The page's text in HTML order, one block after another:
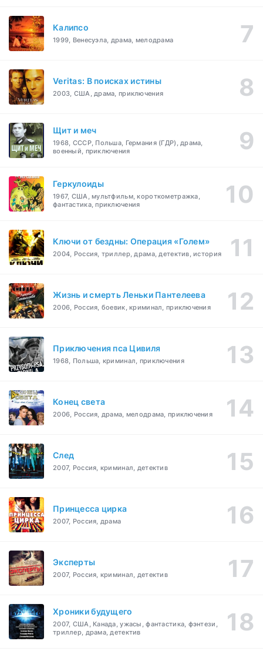
Калипсо
1999, Венесуэла, драма, мелодрама
Veritas: В поисках истины
2003, США, драма, приключения
Щит и меч
1968, СССР, Польша, Германия (ГДР), драма,
военный, приключения
Геркулоиды
1967, США, мультфильм, короткометражка,
фантастика, приключения
Ключи от бездны: Операция «Голем»
2004, Россия, триллер, драма, детектив, история
Жизнь и смерть Леньки Пантелеева
2006, Россия, боевик, криминал, приключения
Приключения пса Цивиля
1968, Польша, криминал, приключения
Конец света
2006, Россия, драма, мелодрама, приключения
След
2007, Россия, криминал, детектив
Принцесса цирка
2007, Россия, драма
Эксперты
2007, Россия, криминал, детектив
Хроники будущего
2007, США, Канада, ужасы, фантастика, фэнтези,
триллер, драма, детектив